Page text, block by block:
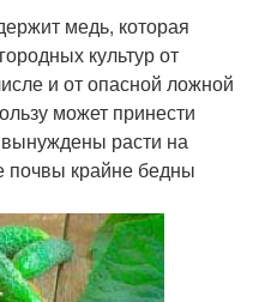
медь, которая
культур от
и от опасной ложной
может принести
расти на
почвы крайне бедны